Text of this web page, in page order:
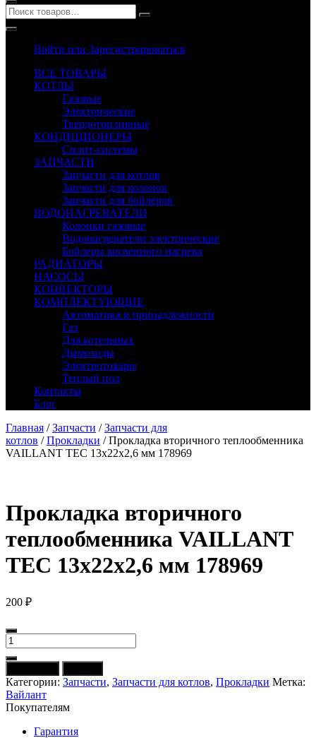
Войти или Зарегистрироваться
ВСЕ ТОВАРЫ
КОТЛЫ
Газовые
Электрические
Твердотопливные
КОНДИЦИОНЕРЫ
Сплит-системы
ЗАПЧАСТИ
Запчасти для котлов
Запчасти для колонок
Запчасти для бойлеров
ВОДОНАГРЕВАТЕЛИ
Колонки газовые
Водонагреватели электрические
Бойлеры косвенного нагрева
РАДИАТОРЫ
НАСОСЫ
КОНВЕКТОРЫ
КОМПЛЕКТУЮЩИЕ
Автоматика и принадлежности
Газ
Для котельных
Дымоходы
Электротовары
Теплый пол
Контакты
Блог
Главная /Запчасти /Запчасти для
котлов /Прокладки / Прокладка вторичного теплообменника
VAILLANT TEC 13х22х2,6 мм 178969
Прокладка вторичного
теплообменника VAILLANT
TEC 13х22х2,6 мм 178969
200 ₽
Количество
товара
Прокладка
вторичного
теплообменника
VAILLANT
TEC
13х22х2,6
Категории: Запчасти, Запчасти для котлов, Прокладки Метка:
Вайлант
Покупателям
Гарантия